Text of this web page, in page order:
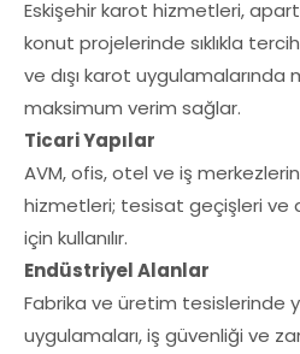
Eskişehir karot hizmetleri,
konut projelerinde sıklıkla
ve dışı karot
maksimum verim sağlar.
Ticari Yapılar
AVM, ofis, otel ve iş
hizmetleri; tesisat geçişleri ve
için kullanılır.
Endüstriyel Alanlar
Fabrika ve üretim tesislerinde
uygulamaları, iş güvenliği ve